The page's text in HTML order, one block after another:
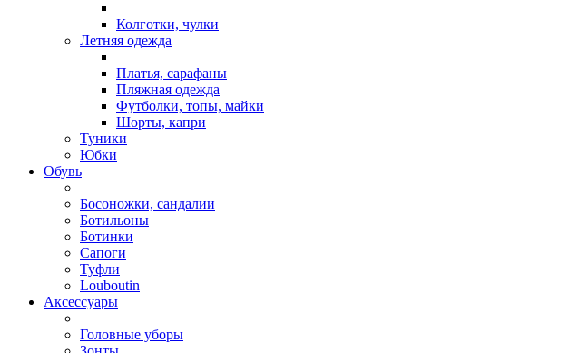
Колготки, чулки
Летняя одежда
Платья, сарафаны
Пляжная одежда
Футболки, топы, майки
Шорты, капри
Туники
Юбки
Обувь
Босоножки, сандалии
Ботильоны
Ботинки
Сапоги
Туфли
Louboutin
Аксессуары
Головные уборы